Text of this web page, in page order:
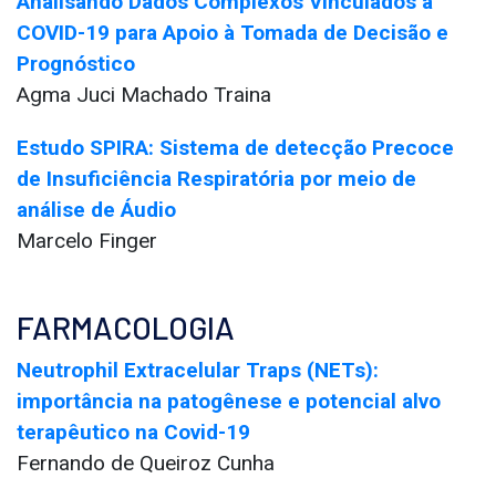
COVID-19 para Apoio à Tomada de Decisão e
Prognóstico
Agma Juci Machado Traina
Estudo SPIRA: Sistema de detecção Precoce
de Insuficiência Respiratória por meio de
análise de Áudio
Marcelo Finger
FARMACOLOGIA
Neutrophil Extracelular Traps (NETs):
importância na patogênese e potencial alvo
terapêutico na Covid-19
Fernando de Queiroz Cunha